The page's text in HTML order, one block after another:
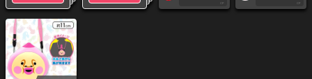
CP CP